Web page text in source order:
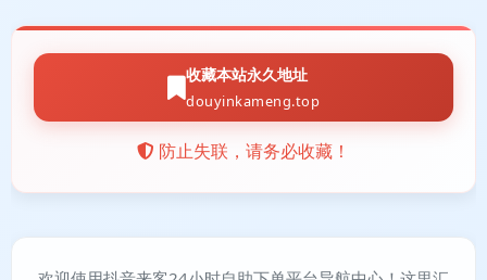
收藏本站永久地址
douyinkameng.top
防止失联，请务必收藏！